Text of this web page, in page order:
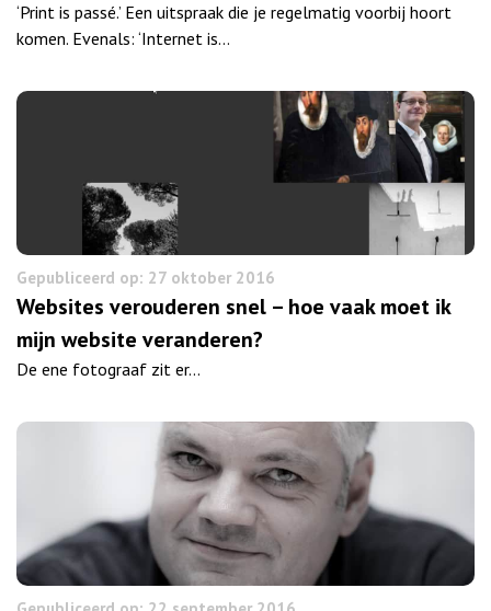
‘Print is passé.’ Een uitspraak die je regelmatig voorbij hoort
komen. Evenals: ‘Internet is…
Gepubliceerd op: 27 oktober 2016
Websites verouderen snel – hoe vaak moet ik
mijn website veranderen?
De ene fotograaf zit er…